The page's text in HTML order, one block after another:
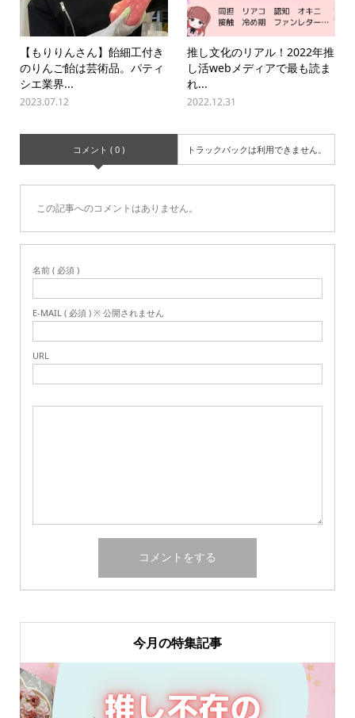
【もりりんさん】飴細工付き
のりんご飴は芸術品。パティ
シエ業界...
2023.07.12
推し文化のリアル！2022年推
し活webメディアで最も読ま
れ...
2022.12.31
コメント ( 0 ) トラックバックは利用できません。
この記事へのコメントはありません。
名前 ( 必須 )
E-MAIL ( 必須 ) ※ 公開されません
URL
今月の特集記事